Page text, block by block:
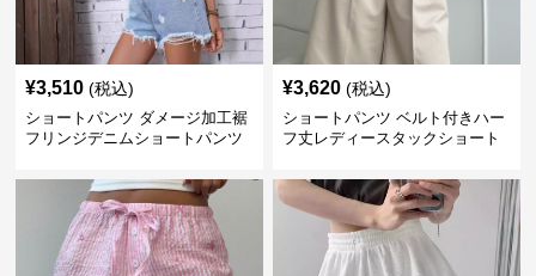
¥3,510 (税込)
ショートパンツ ダメージ加工裾
フリンジデニムショートパンツ
¥3,620 (税込)
ショートパンツ ベルト付きハー
フ丈レディースタックショート